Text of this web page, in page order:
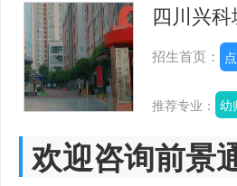
四川兴
招生首页：
推荐专业： 幼
欢迎咨询前景